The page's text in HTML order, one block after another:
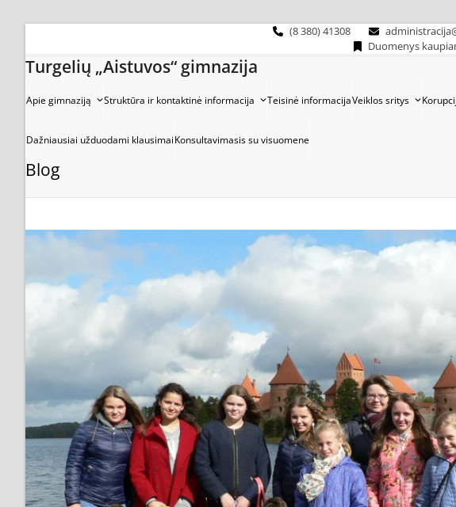
(8 380) 41308
Duomenys
Turgelių „Aistuvos“ gimnazija
Apie gimnaziją Struktūra ir kontaktinė informacija Teisinė informacijaVeiklos sritys
Dažniausiai užduodami klausimaiKonsultavimasis su visuomene
Blog